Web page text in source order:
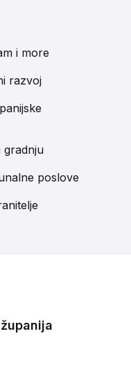
i more
razvoj
gradnju
poslove